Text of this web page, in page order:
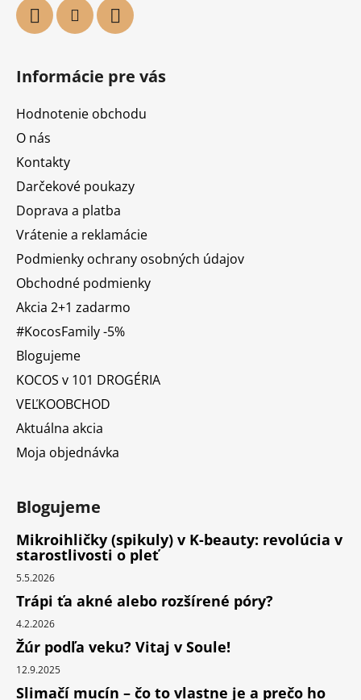
Informácie pre vás
Hodnotenie obchodu
O nás
Kontakty
Darčekové poukazy
Doprava a platba
Vrátenie a reklamácie
Podmienky ochrany osobných údajov
Obchodné podmienky
Akcia 2+1 zadarmo
#KocosFamily -5%
Blogujeme
KOCOS v 101 DROGÉRIA
VEĽKOOBCHOD
Aktuálna akcia
Moja objednávka
Blogujeme
Mikroihličky (spikuly) v K-beauty: revolúcia v
starostlivosti o pleť
5.5.2026
Trápi ťa akné alebo rozšírené póry?
4.2.2026
Žúr podľa veku? Vitaj v Soule!
12.9.2025
Slimačí mucín – čo to vlastne je a prečo ho